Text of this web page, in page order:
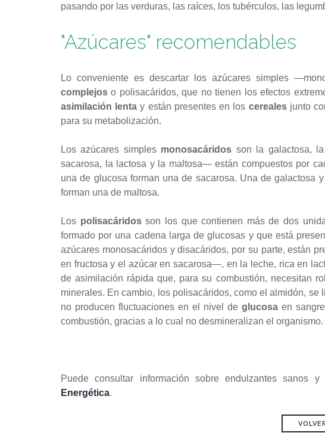
pasando por las verduras, las raíces, los tubérculos, las
"Azúcares" recomendables
Lo conveniente es descartar los azúcares simples
complejos o polisacáridos, que no tienen los efectos
asimilación lenta y están presentes en los cereales junto
para su metabolización.
Los azúcares simples monosacáridos son la galactosa,
sacarosa, la lactosa y la maltosa— están compuestos por
una de glucosa forman una de sacarosa. Una de galactosa
forman una de maltosa.
Los polisacáridosson los que contienen más de dos
formado por una cadena larga de glucosas y que está
azúcares monosacáridos y disacáridos, por su parte, están
en fructosa y el azúcar en sacarosa—, en la leche, rica en
de asimilación rápida que, para su combustión, necesitan
minerales. En cambio, los polisacáridos, como el almidón, se
no producen fluctuaciones en el nivel deglucosaen
combustión, gracias a lo cual no desmineralizan el organismo.
Puede consultar información sobre endulzantes sanos
Energética.